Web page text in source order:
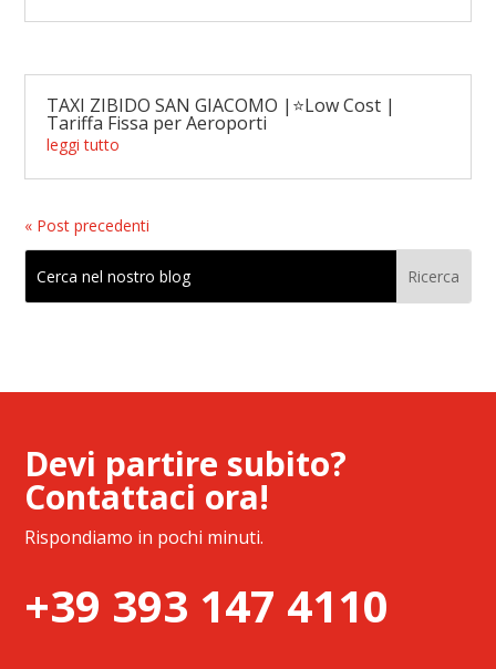
TAXI ZIBIDO SAN GIACOMO |⭐Low Cost |
Tariffa Fissa per Aeroporti
leggi tutto
« Post precedenti
Devi partire subito?
Contattaci ora!
Rispondiamo in pochi minuti.
+39 393 147 4110